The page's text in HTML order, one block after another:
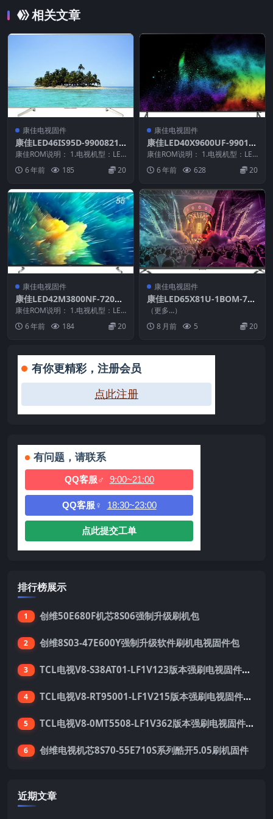
相关文章
康佳电视固件
康佳LED46IS95D-99008216
-V1.0.04原厂系统刷机电视固
件包下载
康佳ROM说明： 1.电视机型：LED
46IS95D 2.物料号：9900821...
6 年前 185 20
康佳电视固件
康佳LED40X9600UF-99012
221-V1.0.05原厂系统刷机电
视固件包下载
康佳ROM说明： 1.电视机型：LED
40X9600UF 2.物料号：99012...
6 年前 628 20
康佳电视固件
康佳LED42M3800NF-72000
195YT-99011374-V1.1.16原
厂系统刷机电视固件包下载
康佳ROM说明： 1.电视机型：LED
42M3800NF 2.物料号：99011...
6 年前 184 20
康佳电视固件
康佳LED65X81U-1BOM-720
001115YT-99016232-V1.0.1
9_U盘刷机固件
（更多…）
8 月前
5 20
有你更精彩，注册会员
点此注册
有问题，请联系
QQ客服♂ 9:00~21:00
QQ客服♀ 18:30~23:00
点此提交工单
排行榜展示
1 创维50E680F机芯8S06强制升级刷机包
2 创维8S03-47E600Y强制升级软件刷机电视固件包
3 TCL电视V8-S38AT01-LF1V123版本强刷电视固件包下载
4 TCL电视V8-RT95001-LF1V215版本强刷电视固件包下载
5 TCL电视V8-0MT5508-LF1V362版本强刷电视固件包下载
6 创维电视机芯8S70-55E710S系列酷开5.05刷机固件
近期文章